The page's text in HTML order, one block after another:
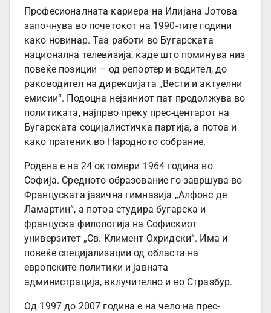
Професионалната кариера на Илијана Јотова
започнува во почетокот на 1990-тите години
како новинар. Таа работи во Бугарската
национална телевизија, каде што поминува низ
повеќе позиции – од репортер и водител, до
раководител на дирекцијата „Вести и актуелни
емисии“. Подоцна нејзиниот пат продолжува во
политиката, најпрво преку прес-центарот на
Бугарската социјалистичка партија, а потоа и
како пратеник во Народното собрание.
Родена е на 24 октомври 1964 година во
Софија. Средното образование го завршува во
Француската јазична гимназија „Алфонс де
Ламартин“, а потоа студира бугарска и
француска филологија на Софискиот
универзитет „Св. Климент Охридски“. Има и
повеќе специјализации од областа на
европските политики и јавната
администрација, вклучително и во Стразбур.
Од 1997 до 2007 година е на чело на прес-